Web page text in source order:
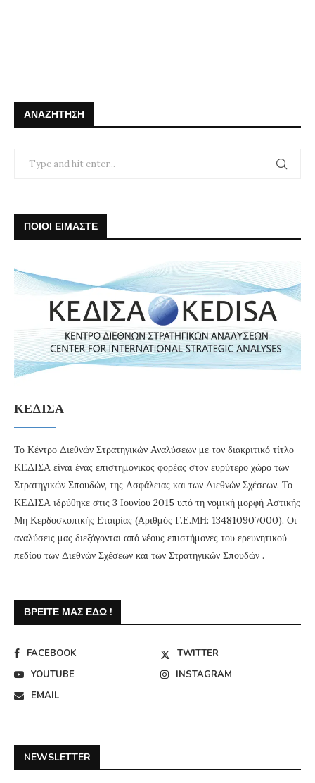
ΑΝΑΖΉΤΗΣΗ
ΠΟΙΟΙ ΕΙΜΑΣΤΕ
ΚΕΔΙΣΑ
Το Κέντρο Διεθνών Στρατηγικών Αναλύσεων με τον διακριτικό τίτλο
ΚΕΔΙΣΑ είναι ένας επιστημονικός φορέας στον ευρύτερο χώρο των
Στρατηγικών Σπουδών, της Ασφάλειας και των Διεθνών Σχέσεων. Το
ΚΕΔΙΣΑ ιδρύθηκε στις 3 Ιουνίου 2015 υπό τη νομική μορφή Αστικής
Μη Κερδοσκοπικής Εταιρίας (Αριθμός Γ.Ε.ΜΗ: 134810907000). Οι
αναλύσεις μας διεξάγονται από νέους επιστήμονες του ερευνητικού
πεδίου των Διεθνών Σχέσεων και των Στρατηγικών Σπουδών .
ΒΡΕΊΤΕ ΜΑΣ ΕΔΏ !
FACEBOOK
TWITTER
YOUTUBE
INSTAGRAM
EMAIL
NEWSLETTER